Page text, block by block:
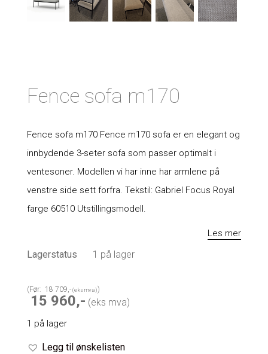
Fence sofa m170
Fence sofa m170 Fence m170 sofa er en elegant og
innbydende 3-seter sofa som passer optimalt i
ventesoner. Modellen vi har inne har armlene på
venstre side sett forfra. Tekstil: Gabriel Focus Royal
farge 60510 Utstillingsmodell.
Les mer
Lagerstatus 1 på lager
18 709
15 960
1 på lager
Legg til ønskelisten